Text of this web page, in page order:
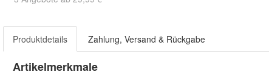
Produktdetails Zahlung, Versand & Rückgabe
Artikelmerkmale